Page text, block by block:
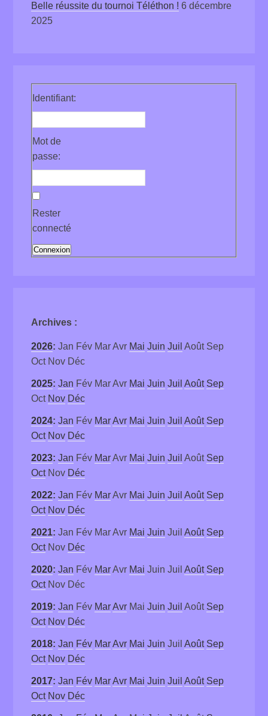
Belle réussite du tournoi Téléthon ! 6 décembre
2025
Identifiant:
Mot de
passe:
Rester
connecté
Connexion
Archives :
2026:Jan Fév Mar Avr Mai Juin Juil Août Sep
Oct Nov Déc
2025:Jan Fév Mar Avr Mai Juin Juil Août Sep
Oct Nov Déc
2024:Jan Fév Mar Avr Mai Juin Juil Août Sep
Oct Nov Déc
2023:Jan Fév Mar Avr Mai Juin Juil Août Sep
Oct Nov Déc
2022:Jan Fév Mar Avr Mai Juin Juil Août Sep
Oct Nov Déc
2021:Jan Fév Mar Avr Mai Juin Juil Août Sep
Oct Nov Déc
2020:Jan Fév Mar Avr Mai Juin Juil Août Sep
Oct Nov Déc
2019:Jan Fév Mar Avr Mai Juin Juil Août Sep
Oct Nov Déc
2018:Jan Fév Mar Avr Mai Juin Juil Août Sep
Oct Nov Déc
2017:Jan Fév Mar Avr Mai Juin Juil Août Sep
Oct Nov Déc